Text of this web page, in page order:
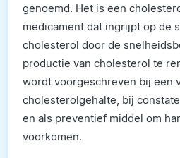
genoemd. Het is een
medicament dat ingrijpt op de
cholesterol door de
productie van cholesterol te
wordt voorgeschreven bij een
cholesterolgehalte, bij
en als preventief middel om
voorkomen.